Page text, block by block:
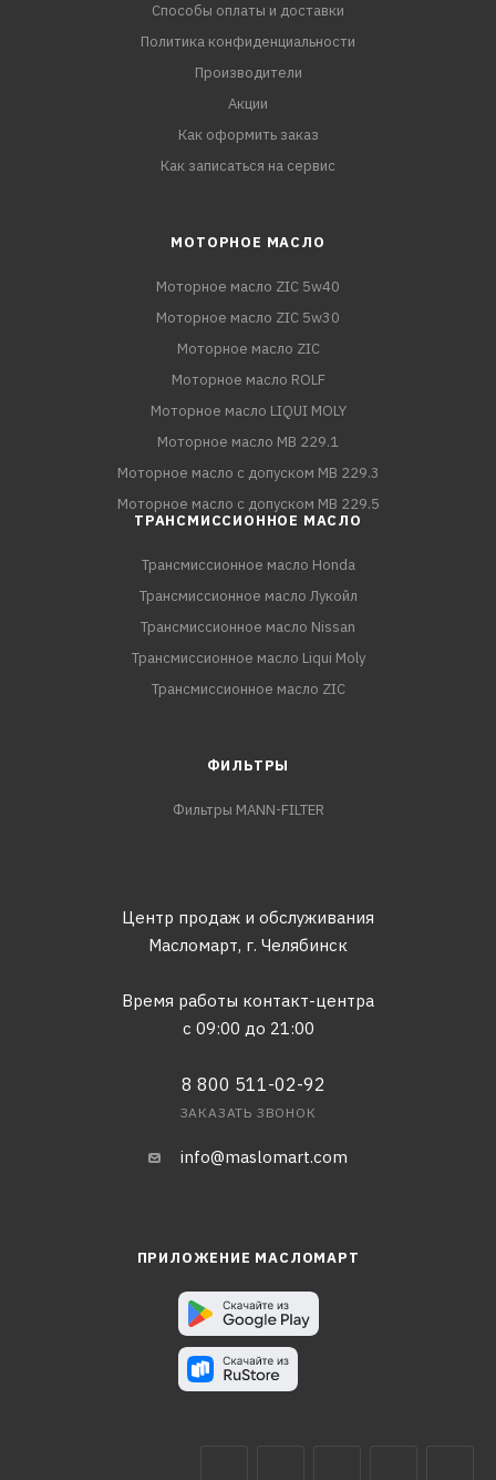
Способы оплаты и доставки
Политика конфиденциальности
Производители
Акции
Как оформить заказ
Как записаться на сервис
МОТОРНОЕ МАСЛО
Моторное масло ZIC 5w40
Моторное масло ZIC 5w30
Моторное масло ZIC
Моторное масло ROLF
Моторное масло LIQUI MOLY
Моторное масло MB 229.1
Моторное масло с допуском MB 229.3
Моторное масло с допуском MB 229.5
ТРАНСМИССИОННОЕ МАСЛО
Трансмиссионное масло Honda
Трансмиссионное масло Лукойл
Трансмиссионное масло Nissan
Трансмиссионное масло Liqui Moly
Трансмиссионное масло ZIC
ФИЛЬТРЫ
Фильтры MANN-FILTER
Центр продаж и обслуживания
Масломарт, г. Челябинск
Время работы контакт-центра
с 09:00 до 21:00
8 800 511-02-92
ЗАКАЗАТЬ ЗВОНОК
info@maslomart.com
ПРИЛОЖЕНИЕ МАСЛОМАРТ